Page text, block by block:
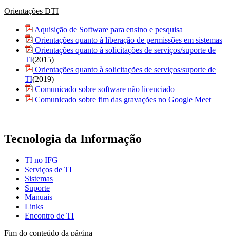
Orientações DTI
Aquisição de Software para ensino e pesquisa
Orientações quanto à liberação de permissões em sistemas
Orientações quanto à solicitações de serviços/suporte de
TI(2015)
Orientações quanto à solicitações de serviços/suporte de
TI(2019)
Comunicado sobre software não licenciado
Comunicado sobre fim das gravações no Google Meet
Tecnologia da Informação
TI no IFG
Serviços de TI
Sistemas
Suporte
Manuais
Links
Encontro de TI
Fim do conteúdo da página